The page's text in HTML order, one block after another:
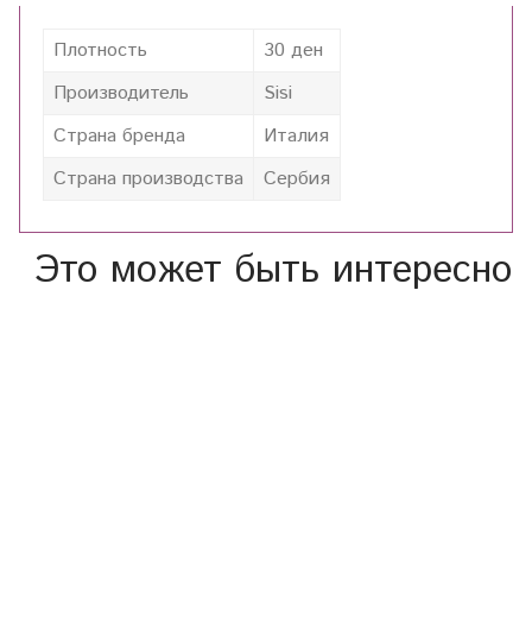
Плотность
30 ден
Производитель
Sisi
Страна бренда
Италия
Страна производства
Сербия
Это может быть интересно